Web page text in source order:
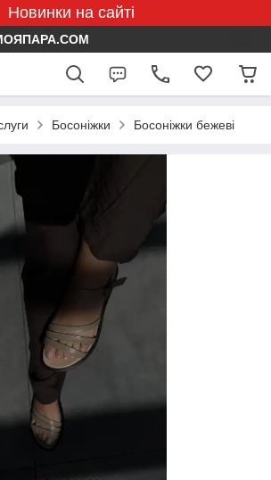
Новинки на сайті
Босоніжки Босоніжки бежеві